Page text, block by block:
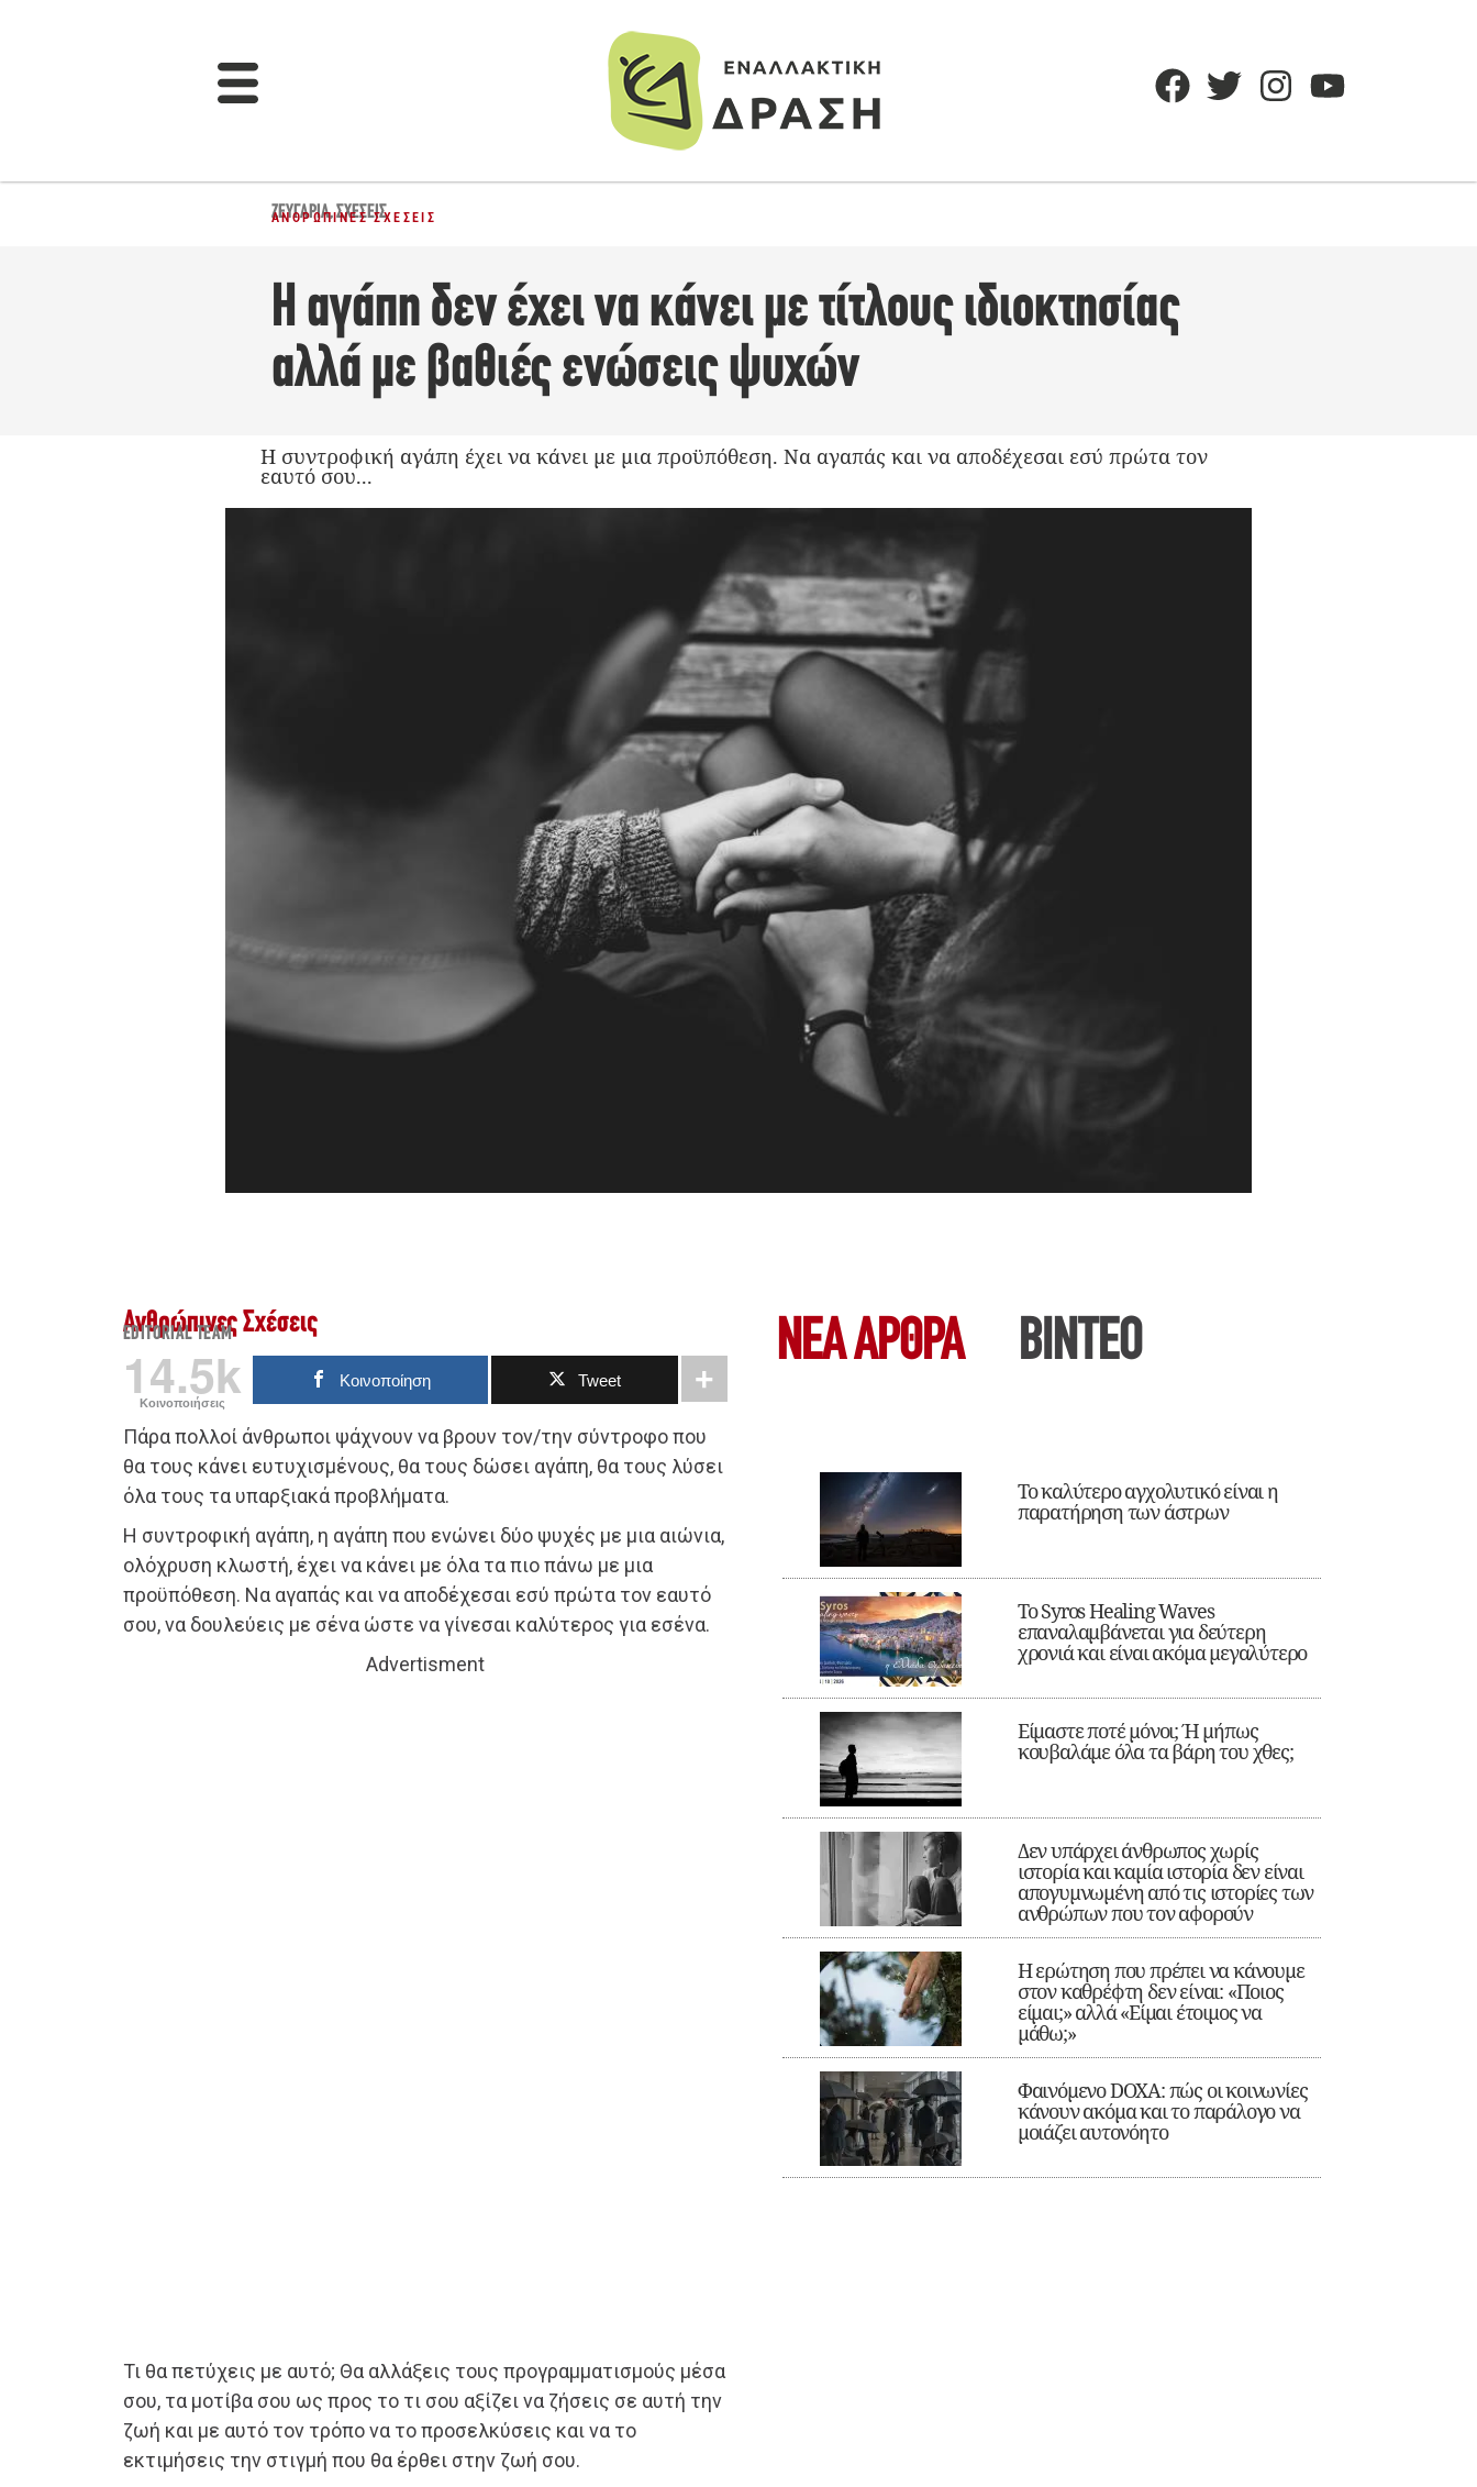
ΖΕΥΓΆΡΙΑ,ΣΧΈΣΕΙΣ
ΑΝΘΡΏΠΙΝΕΣ ΣΧΈΣΕΙΣ
Η αγάπη δεν έχει να κάνει με τίτλους ιδιοκτησίας
αλλά με βαθιές ενώσεις ψυχών
Η συντροφική αγάπη έχει να κάνει με μια προϋπόθεση. Να αγαπάς και να αποδέχεσαι εσύ πρώτα τον
εαυτό σου...
Ανθρώπινες Σχέσεις
EDITORIAL TEAM
14.5k
Κοινοποιήσεις
Κοινοποίηση Tweet
Πάρα πολλοί άνθρωποι ψάχνουν να βρουν τον/την σύντροφο που
θα τους κάνει ευτυχισμένους, θα τους δώσει αγάπη, θα τους λύσει
όλα τους τα υπαρξιακά προβλήματα.
Η συντροφική αγάπη, η αγάπη που ενώνει δύο ψυχές με μια αιώνια,
ολόχρυση κλωστή, έχει να κάνει με όλα τα πιο πάνω με μια
προϋπόθεση. Να αγαπάς και να αποδέχεσαι εσύ πρώτα τον εαυτό
σου, να δουλεύεις με σένα ώστε να γίνεσαι καλύτερος για εσένα.
Advertisment
Τι θα πετύχεις με αυτό; Θα αλλάξεις τους προγραμματισμούς μέσα
σου, τα μοτίβα σου ως προς το τι σου αξίζει να ζήσεις σε αυτή την
ζωή και με αυτό τον τρόπο να το προσελκύσεις και να το
εκτιμήσεις την στιγμή που θα έρθει στην ζωή σου.
ΝΕΑ ΆΡΘΡΑ ΒΙΝΤΕΟ
Το καλύτερο αγχολυτικό είναι η
παρατήρηση των άστρων
Το Syros Healing Waves
επαναλαμβάνεται για δεύτερη
χρονιά και είναι ακόμα μεγαλύτερο
Είμαστε ποτέ μόνοι; Ή μήπως
κουβαλάμε όλα τα βάρη του χθες;
Δεν υπάρχει άνθρωπος χωρίς
ιστορία και καμία ιστορία δεν είναι
απογυμνωμένη από τις ιστορίες των
ανθρώπων που τον αφορούν
Η ερώτηση που πρέπει να κάνουμε
στον καθρέφτη δεν είναι: «Ποιος
είμαι;» αλλά «Είμαι έτοιμος να
μάθω;»
Φαινόμενο DOXA: πώς οι κοινωνίες
κάνουν ακόμα και το παράλογο να
μοιάζει αυτονόητο